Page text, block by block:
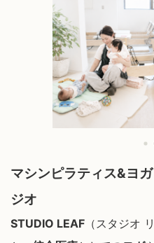
マシンピラティス&ヨ
ジオ
STUDIO LEAF （スタジオ